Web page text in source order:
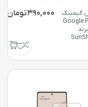
گیمینگ
Google
5a برند
390,000تومان